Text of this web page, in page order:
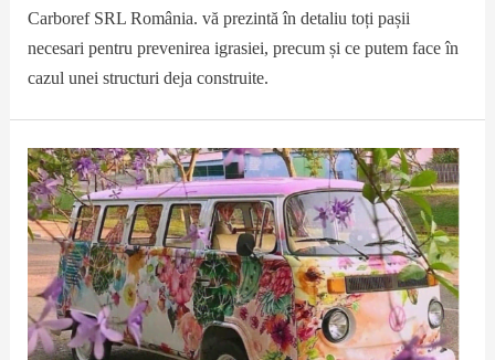
Carboref SRL România. vă prezintă în detaliu toți pașii
necesari pentru prevenirea igrasiei, precum și ce putem face în
cazul unei structuri deja construite.